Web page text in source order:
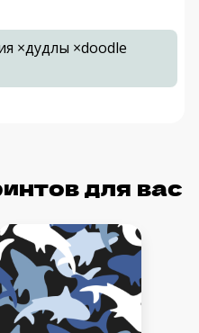
×дудлы ×doodle
для вас